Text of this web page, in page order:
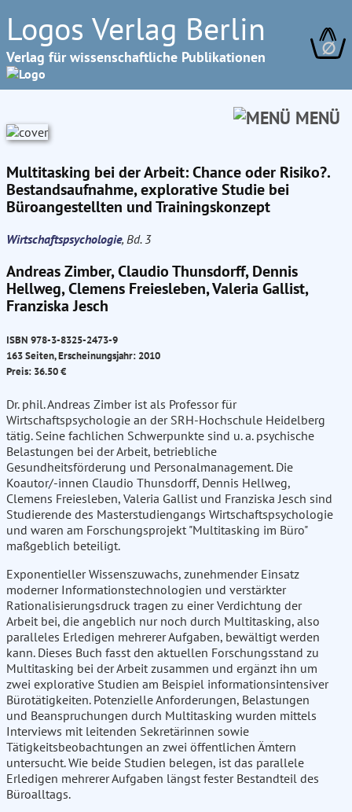
Logos Verlag Berlin
Verlag für wissenschaftliche Publikationen ∅
MENÜ
Multitasking bei der Arbeit: Chance oder Risiko?.
Bestandsaufnahme, explorative Studie bei
Büroangestellten und Trainingskonzept
Wirtschaftspsychologie, Bd. 3
Andreas Zimber, Claudio Thunsdorff, Dennis
Hellweg, Clemens Freiesleben, Valeria Gallist,
Franziska Jesch
ISBN 978-3-8325-2473-9
163 Seiten, Erscheinungsjahr: 2010
Preis: 36.50 €
Dr. phil. Andreas Zimber ist als Professor für
Wirtschaftspsychologie an der SRH-Hochschule Heidelberg
tätig. Seine fachlichen Schwerpunkte sind u. a. psychische
Belastungen bei der Arbeit, betriebliche
Gesundheitsförderung und Personalmanagement. Die
Koautor/-innen Claudio Thunsdorff, Dennis Hellweg,
Clemens Freiesleben, Valeria Gallist und Franziska Jesch sind
Studierende des Masterstudiengangs Wirtschaftspsychologie
und waren am Forschungsprojekt "Multitasking im Büro"
maßgeblich beteiligt.
Exponentieller Wissenszuwachs, zunehmender Einsatz
moderner Informationstechnologien und verstärkter
Rationalisierungsdruck tragen zu einer Verdichtung der
Arbeit bei, die angeblich nur noch durch Multitasking, also
paralleles Erledigen mehrerer Aufgaben, bewältigt werden
kann. Dieses Buch fasst den aktuellen Forschungsstand zu
Multitasking bei der Arbeit zusammen und ergänzt ihn um
zwei explorative Studien am Beispiel informationsintensiver
Bürotätigkeiten. Potenzielle Anforderungen, Belastungen
und Beanspruchungen durch Multitasking wurden mittels
Interviews mit leitenden Sekretärinnen sowie
Tätigkeitsbeobachtungen an zwei öffentlichen Ämtern
untersucht. Wie beide Studien belegen, ist das parallele
Erledigen mehrerer Aufgaben längst fester Bestandteil des
Büroalltags.